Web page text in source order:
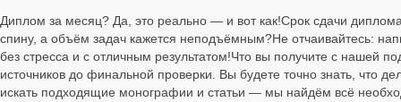
Диплом за месяц? Да, это реально — и вот как!Срок сдачи
спину, а объём задач кажется неподъёмным?Не отчаивайтесь:
без стресса и с отличным результатом!Что вы получите с нашей
источников до финальной проверки. Вы будете точно знать, что
искать подходящие монографии и статьи — мы найдём всё